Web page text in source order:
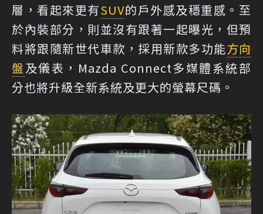
層，看起來更有SUV的戶外感及穩重感。至
於內裝部分，則並沒有跟著一起曝光，但預
料將跟隨新世代車款，採用新款多功能方向
盤及儀表，Mazda Connect多媒體系統部
分也將升級全新系統及更大的螢幕尺碼。